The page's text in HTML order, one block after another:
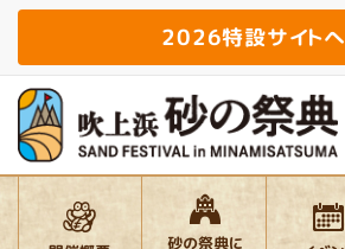
2026特設サイトへ